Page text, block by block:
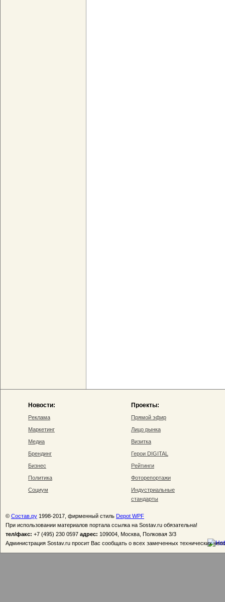
Новости:
Реклама
Маркетинг
Медиа
Брендинг
Бизнес
Политика
Социум
Проекты:
Прямой эфир
Лицо рынка
Визитка
Герои DIGITAL
Рейтинги
Фоторепортажи
Индустриальные
стандарты
© Состав.ру 1998-2017, фирменный стиль Depot WPF
При использовании материалов портала ссылка на Sostav.ru обязательна!
тел/факс: +7 (495) 230 0597 адрес: 109004, Москва, Полковая 3/3
Администрация Sostav.ru просит Вас сообщать о всех замеченных технических